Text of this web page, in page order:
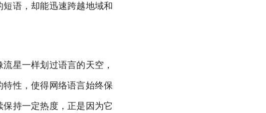
语，却能迅速跨越地域和
星一样划过语言的天空，
性，使得网络语言始终保
持一定热度，正是因为它